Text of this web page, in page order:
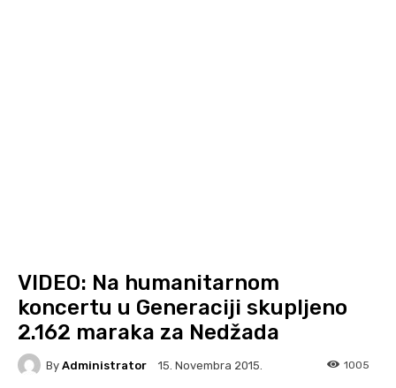
VIDEO: Na humanitarnom
koncertu u Generaciji skupljeno
2.162 maraka za Nedžada
By Administrator 15. Novembra 2015. 1005